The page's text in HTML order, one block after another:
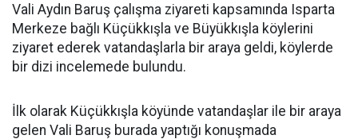
Vali Aydın Baruş çalışma ziyareti kapsamında Isparta
Merkeze bağlı Küçükkışla ve Büyükkışla köylerini
ziyaret ederek vatandaşlarla bir araya geldi, köylerde
bir dizi incelemede bulundu.
İlk olarak Küçükkışla köyünde vatandaşlar ile bir araya
gelen Vali Baruş burada yaptığı konuşmada